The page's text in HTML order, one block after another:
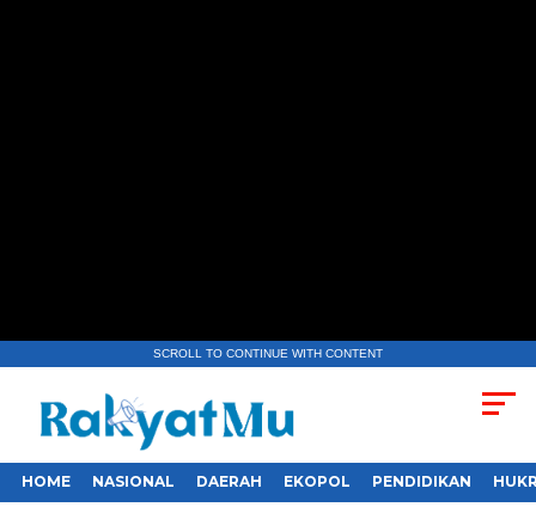
SCROLL TO CONTINUE WITH CONTENT
HOME NASIONAL DAERAH EKOPOL PENDIDIKAN